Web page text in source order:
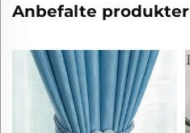
Anbefalte produkter